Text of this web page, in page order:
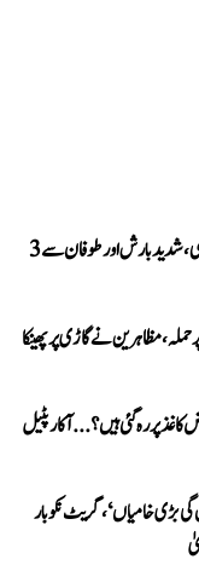
فلپائن میں خراب موسم نے مچائی تباہی، شدید بارش اور طوفان سے 3
مظاہرین نے گاڑی پر پھینکا
کاغذ پر رہ گئی ہیں؟...آکار پٹیل
بڑی خامیاں‘، گریٹ نکوبار